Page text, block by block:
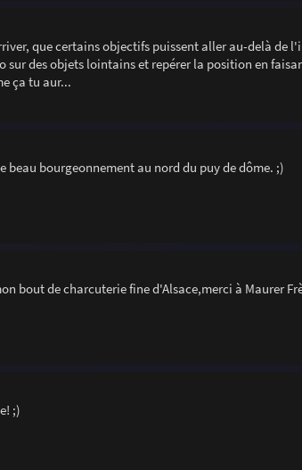
que certains objectifs puissent aller au-delà de
sur des objets lointains et repérer la position en
ça tu aur...
beau bourgeonnement au nord du puy de dôme. ;)
bout de charcuterie fine d'Alsace,merci à Maurer
;)